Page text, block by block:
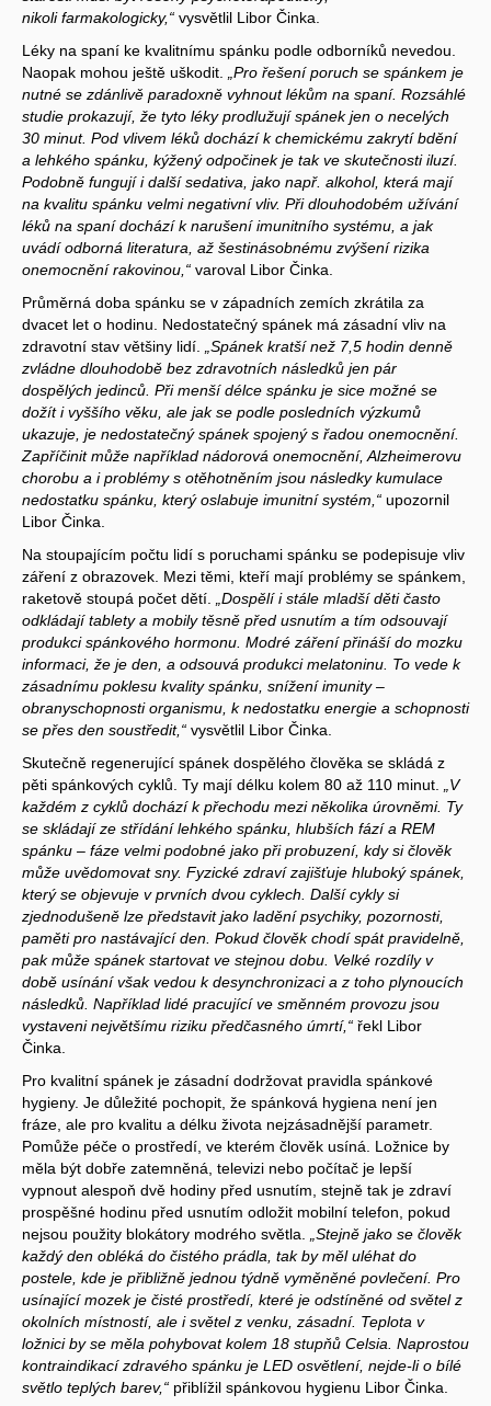
nikolifarmakologicky,“ vysvětlil Libor Činka.
Léky na spaní ke kvalitnímu spánku podle odborníků nevedou.
Naopak mohou ještě uškodit.
„Pro řešení poruch se spánkem je
nutné se zdánlivě paradoxně vyhnout lékům na spaní. Rozsáhlé
studie prokazují, že tyto léky prodlužují spánek jen o necelých
30 minut. Pod vlivem léků dochází k chemickému zakrytí bdění
a lehkého spánku, kýžený odpočinek je tak ve skutečnosti iluzí.
Podobně fungují i další sedativa, jako např. alkohol, která mají
na kvalitu spánku velmi negativní vliv. Při dlouhodobém užívání
léků na spaní dochází k narušení imunitního systému, a jak
uvádí odborná literatura, až šestinásobnému zvýšení rizika
onemocnění rakovinou,“ varoval Libor Činka.
Průměrná doba spánku se v západních zemích zkrátila za
dvacet let o hodinu. Nedostatečný spánek má zásadní vliv na
zdravotní stav většiny lidí.
„Spánek kratší než 7,5 hodin denně
zvládne dlouhodobě bez zdravotních následků jen pár
dospělých jedinců. Při menší délce spánku je sice možné se
dožít i vyššího věku, ale jak se podle posledních výzkumů
ukazuje, je nedostatečný spánek spojený s řadou onemocnění.
Zapříčinit může například nádorová onemocnění, Alzheimerovu
chorobu a i problémy s otěhotněním jsou následky kumulace
nedostatku spánku, který oslabuje imunitní systém,“ upozornil
Libor Činka.
Na stoupajícím počtu lidí s poruchami spánku se podepisuje vliv
záření z obrazovek. Mezi těmi, kteří mají problémy se spánkem,
raketově stoupá počet dětí.
„Dospělí i stále mladší děti často
odkládají tablety a mobily těsně před usnutím a tím odsouvají
produkci spánkového hormonu. Modré záření přináší do mozku
informaci, že je den, a odsouvá produkci melatoninu. To vede k
zásadnímu poklesu kvality spánku, snížení imunity –
obranyschopnosti organismu, k nedostatku energie a schopnosti
se přes den soustředit,“ vysvětlil Libor Činka.
Skutečně regenerující spánek dospělého člověka se skládá z
pěti spánkových cyklů. Ty mají délku kolem 80 až 110 minut.
„V
každém z cyklů dochází k přechodu mezi několika úrovněmi. Ty
se skládají ze střídání lehkého spánku, hlubších fází a REM
spánku – fáze velmi podobné jako při probuzení, kdy si člověk
může uvědomovat sny. Fyzické zdraví zajišťuje hluboký spánek,
který se objevuje v prvních dvou cyklech. Další cykly si
zjednodušeně lze představit jako ladění psychiky, pozornosti,
paměti pro nastávající den. Pokud člověk chodí spát pravidelně,
pak může spánek startovat ve stejnou dobu. Velké rozdíly v
době usínání však vedou k desynchronizaci a z toho plynoucích
následků. Například lidé pracující ve směnném provozu jsou
vystaveni největšímu riziku předčasného úmrtí,“ řekl Libor
Činka.
Pro kvalitní spánek je zásadní dodržovat pravidla spánkové
hygieny. Je důležité pochopit, že spánková hygiena není jen
fráze, ale pro kvalitu a délku života nejzásadnější parametr.
Pomůže péče o prostředí, ve kterém člověk usíná. Ložnice by
měla být dobře zatemněná, televizi nebo počítač je lepší
vypnout alespoň dvě hodiny před usnutím, stejně tak je zdraví
prospěšné hodinu před usnutím odložit mobilní telefon, pokud
nejsou použity blokátory modrého světla.
„Stejně jako se člověk
každý den obléká do čistého prádla, tak by měl uléhat do
postele, kde je přibližně jednou týdně vyměněné povlečení. Pro
usínající mozek je čisté prostředí, které je odstíněné od světel z
okolních místností, ale i světel z venku, zásadní. Teplota v
ložnici by se měla pohybovat kolem 18 stupňů Celsia. Naprostou
kontraindikací zdravého spánku je LED osvětlení, nejde-li o bílé
světlo teplých barev,“ přiblížil spánkovou hygienu Libor Činka.